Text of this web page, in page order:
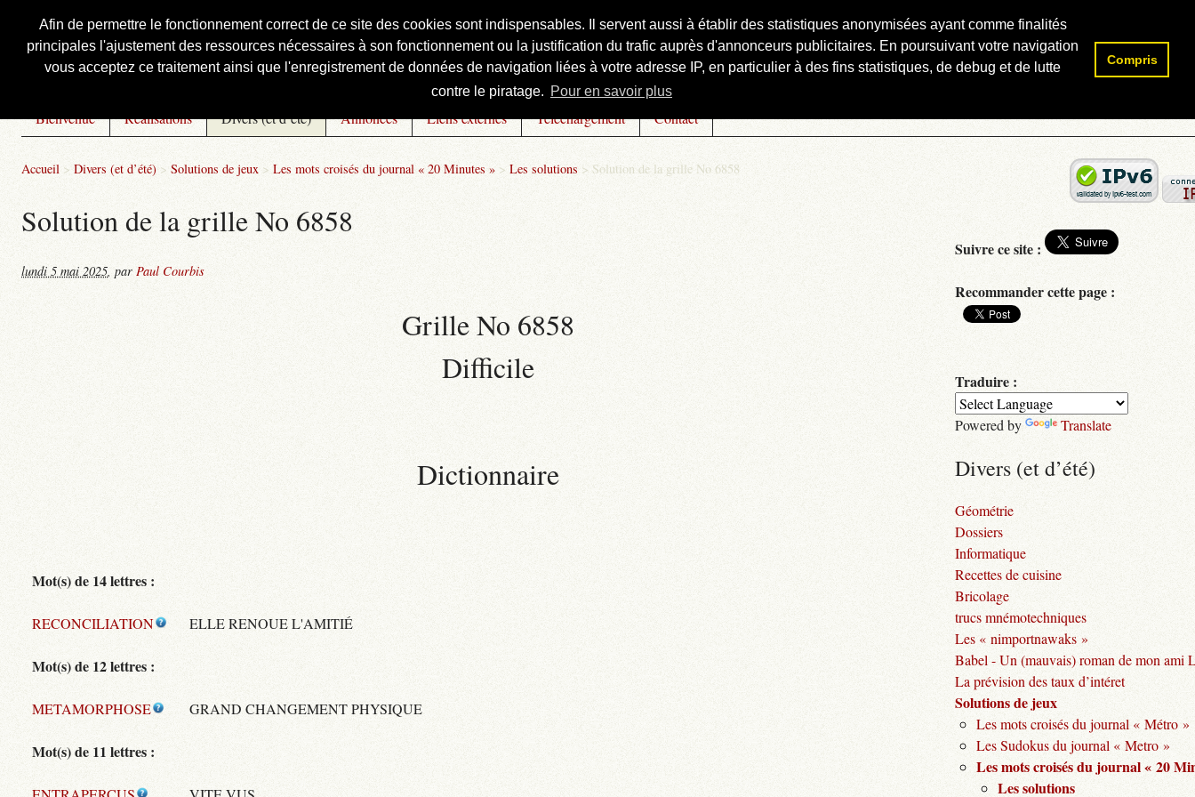
Afin de permettre le fonctionnement correct de ce site des cookies sont indispensables. Il servent aussi à établir des statistiques anonymisées ayant comme finalités
principales l'ajustement des ressources nécessaires à son fonctionnement ou la justification du trafic auprès d'annonceurs publicitaires. En poursuivant votre navigation
vous acceptez ce traitement ainsi que l'enregistrement de données de navigation liées à votre adresse IP, en particulier à des fins statistiques, de debug et de lutte
contre le piratage. Pour en savoir plus
Compris
Courbis, « LE » Blog Officiel
Bienvenue Réalisations Divers (et d’été) Annonces Liens externes Téléchargement Contact
Accueil > Divers (et d’été) > Solutions de jeux > Les mots croisés du journal « 20 Minutes » > Les solutions > Solution de la grille No 6858
Solution de la grille No 6858
lundi 5 mai 2025, par Paul Courbis
Grille No 6858
Difficile
Dictionnaire
Mot(s) de 14 lettres :
RECONCILIATION ELLE RENOUE L'AMITIÉ
Mot(s) de 12 lettres :
METAMORPHOSE GRAND CHANGEMENT PHYSIQUE
Mot(s) de 11 lettres :
Rechercher :
Suivre ce site :
Recommander cette page :
Traduire :
Powered by Translate
Divers (et d’été)
Géométrie
Dossiers
Informatique
Recettes de cuisine
Bricolage
trucs mnémotechniques
Les « nimportnawaks »
Babel - Un (mauvais) roman de mon ami
La prévision des taux d’intéret
Solutions de jeux
Les mots croisés du journal « Métro »
Les Sudokus du journal « Metro »
Les mots croisés du journal « 20
Les solutions